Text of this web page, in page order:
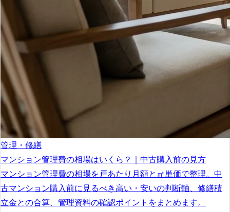
管理・修繕
マンション管理費の相場はいくら？｜中古購入前の見方
マンション管理費の相場を戸あたり月額と㎡単価で整理。中
古マンション購入前に見るべき高い・安いの判断軸、修繕積
立金との合算、管理資料の確認ポイントをまとめます。